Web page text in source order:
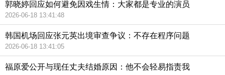
郭晓婷回应如何避免因戏生情：大家都是专业的演员
2026-06-18 13:41:48
韩国机场回应张元英出境审查争议：不存在程序问题
2026-06-18 13:41:05
福原爱公开与现任丈夫结婚原因：他不会轻易指责我